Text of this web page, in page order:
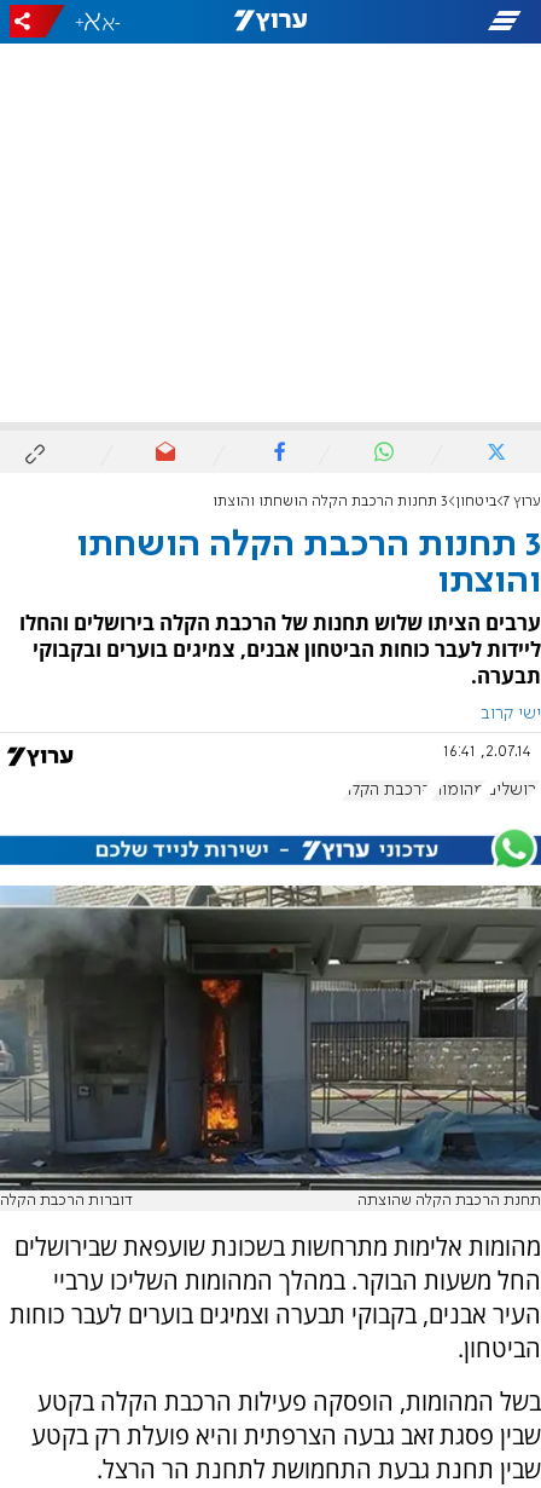
-
+
ערוץ 7 ביטחון 3 תחנות הרכבת הקלה הושחתו והוצתו
3 תחנות הרכבת הקלה הושחתו
והוצתו
ערבים הציתו שלוש תחנות של הרכבת הקלה בירושלים והחלו
ליידות לעבר כוחות הביטחון אבנים, צמיגים בוערים ובקבוקי
תבערה.
ישי קרוב
2.07.14, 16:41
ירושלים מהומות הרכבת הקלה
תחנת הרכבת הקלה שהוצתה דוברות הרכבת הקלה
מהומות אלימות מתרחשות בשכונת שועפאת שבירושלים
החל משעות הבוקר. במהלך המהומות השליכו ערביי
העיר אבנים, בקבוקי תבערה וצמיגים בוערים לעבר כוחות
הביטחון.
בשל המהומות, הופסקה פעילות הרכבת הקלה בקטע
שבין פסגת זאב גבעה הצרפתית והיא פועלת רק בקטע
שבין תחנת גבעת התחמושת לתחנת הר הרצל.